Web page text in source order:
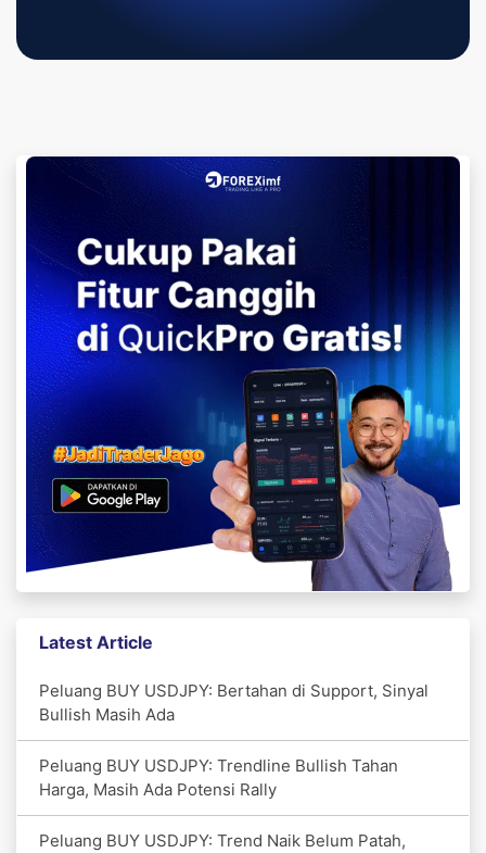
Latest Article
Peluang BUY USDJPY: Bertahan di Support, Sinyal
Bullish Masih Ada
Peluang BUY USDJPY: Trendline Bullish Tahan
Harga, Masih Ada Potensi Rally
Peluang BUY USDJPY: Trend Naik Belum Patah,